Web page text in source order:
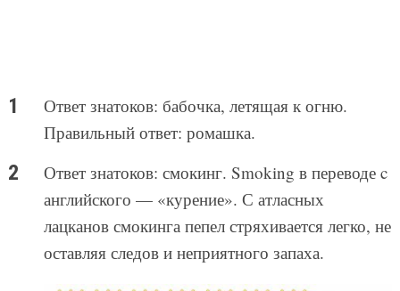
Ответ знатоков: бабочка, летящая к огню.
Правильный ответ: ромашка.
Ответ знатоков: смокинг. Smoking в переводе c
английского — «курение». С атласных
лацканов смокинга пепел стряхивается легко, не
оставляя следов и неприятного запаха.